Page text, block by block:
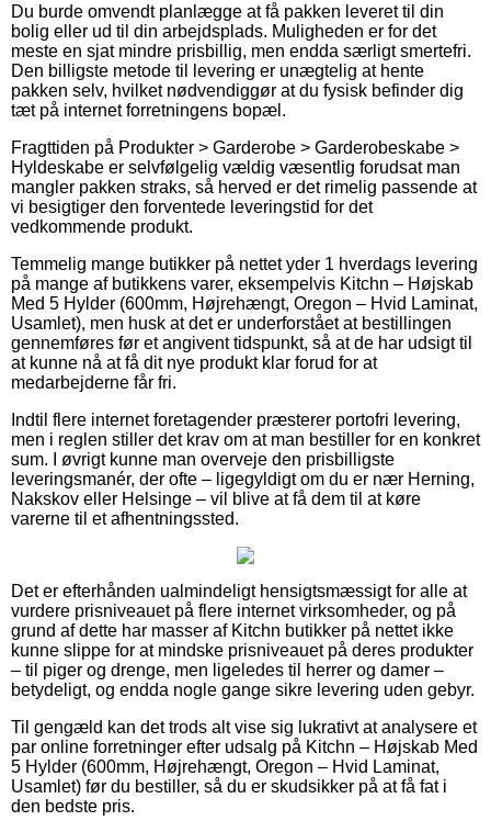
Du burde omvendt planlægge at få pakken leveret til din
bolig eller ud til din arbejdsplads. Muligheden er for det
meste en sjat mindre prisbillig, men endda særligt smertefri.
Den billigste metode til levering er unægtelig at hente
pakken selv, hvilket nødvendiggør at du fysisk befinder dig
tæt på internet forretningens bopæl.
Fragttiden på Produkter > Garderobe > Garderobeskabe >
Hyldeskabe er selvfølgelig vældig væsentlig forudsat man
mangler pakken straks, så herved er det rimelig passende at
vi besigtiger den forventede leveringstid for det
vedkommende produkt.
Temmelig mange butikker på nettet yder 1 hverdags levering
på mange af butikkens varer, eksempelvis Kitchn – Højskab
Med 5 Hylder (600mm, Højrehængt, Oregon – Hvid Laminat,
Usamlet), men husk at det er underforstået at bestillingen
gennemføres før et angivent tidspunkt, så at de har udsigt til
at kunne nå at få dit nye produkt klar forud for at
medarbejderne får fri.
Indtil flere internet foretagender præsterer portofri levering,
men i reglen stiller det krav om at man bestiller for en konkret
sum. I øvrigt kunne man overveje den prisbilligste
leveringsmanér, der ofte – ligegyldigt om du er nær Herning,
Nakskov eller Helsinge – vil blive at få dem til at køre
varerne til et afhentningssted.
Det er efterhånden ualmindeligt hensigtsmæssigt for alle at
vurdere prisniveauet på flere internet virksomheder, og på
grund af dette har masser af Kitchn butikker på nettet ikke
kunne slippe for at mindske prisniveauet på deres produkter
– til piger og drenge, men ligeledes til herrer og damer –
betydeligt, og endda nogle gange sikre levering uden gebyr.
Til gengæld kan det trods alt vise sig lukrativt at analysere et
par online forretninger efter udsalg på Kitchn – Højskab Med
5 Hylder (600mm, Højrehængt, Oregon – Hvid Laminat,
Usamlet) før du bestiller, så du er skudsikker på at få fat i
den bedste pris.